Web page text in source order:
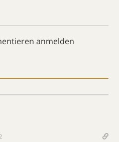
anmelden